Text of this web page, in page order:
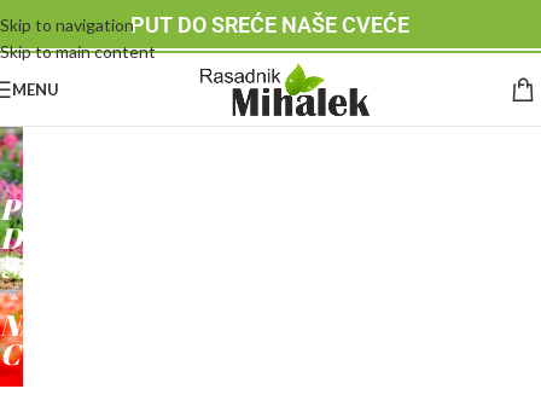
Skip to navigation
Skip to main content
PUT DO SREĆE NAŠE CVEĆE
MENU
RASADNIK
MIHALEK
PUT
DO
SREĆE
-
NAŠE
CVEĆE